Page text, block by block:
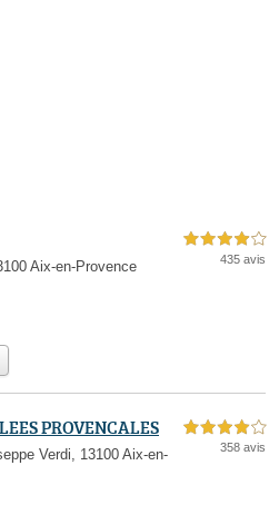
Aix-en-Provence
4,0 étoiles sur 5
435 avis
PROVENCALES
Verdi, 13100 Aix-en-
4,0 étoiles sur 5
358 avis